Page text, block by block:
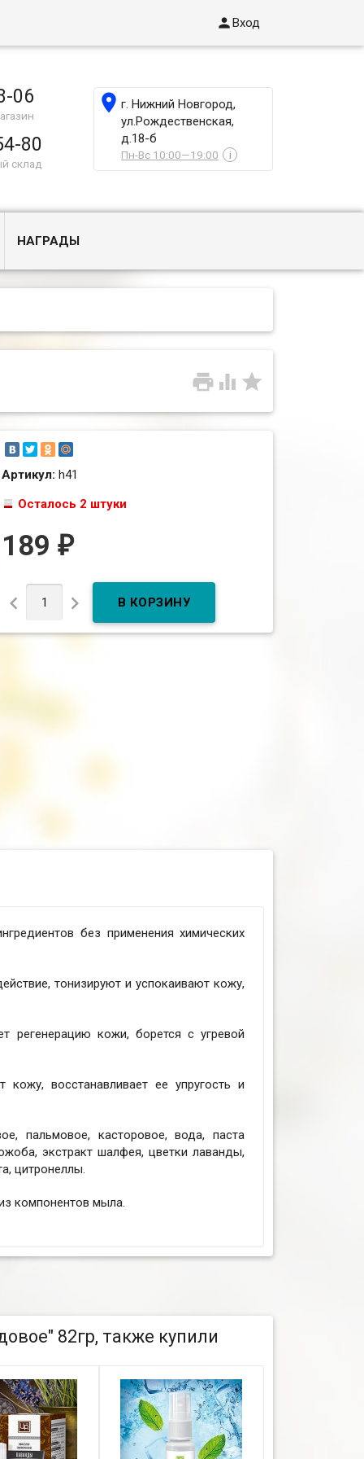
Вход
06
80
склад
г. Нижний Новгород,
ул.Рождественская,
д.18-б
Пн-Вс 10:00—19:00 i
НАГРАДЫ
  
Артикул:h41
Осталось 2 штуки
189₽
 
без применения химических
тонизируют и успокаивают кожу,
регенерацию кожи, борется с угревой
кожу, восстанавливает ее упругость и
пальмовое, касторовое, вода, паста
экстракт шалфея, цветки лаванды,
цитронеллы.
компонентов мыла.
82гр, также купили